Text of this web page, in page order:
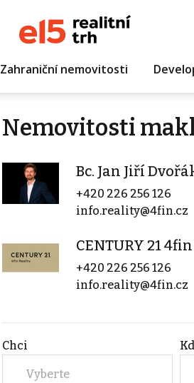
Zahraniční nemovitosti
Nemovitosti
Bc. Jan Jiří
+420 226 256 126
info.reality@4fin.cz
CENTURY 21
+420 226 256 126
info.reality@4fin.cz
Chci
Vyberte